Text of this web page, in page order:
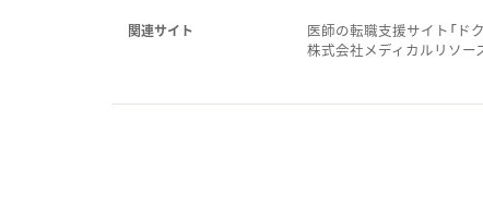
関連サイト 医師の転職支援サイト「ド
株式会社メディカルリソー